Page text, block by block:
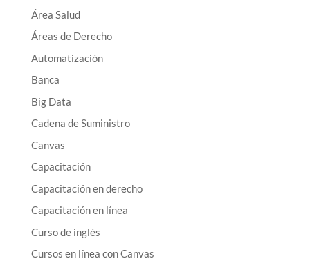
Área Salud
Áreas de Derecho
Automatización
Banca
Big Data
Cadena de Suministro
Canvas
Capacitación
Capacitación en derecho
Capacitación en línea
Curso de inglés
Cursos en línea con Canvas